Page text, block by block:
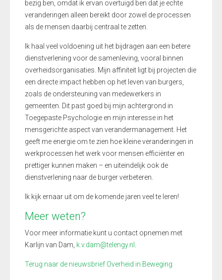
bezig ben, omdat ik ervan overtuigd ben dat je echte
veranderingen alleen bereikt door zowel de processen
als de mensen daarbij centraal te zetten.
Ik haal veel voldoening uit het bijdragen aan een betere
dienstverlening voor de samenleving, vooral binnen
overheidsorganisaties. Mijn affiniteit ligt bij projecten die
een directe impact hebben op het leven van burgers,
zoals de ondersteuning van medewerkers in
gemeenten. Dit past goed bij mijn achtergrond in
Toegepaste Psychologie en mijn interesse in het
mensgerichte aspect van verandermanagement. Het
geeft me energie om te zien hoe kleine veranderingen in
werkprocessen het werk voor mensen efficiënter en
prettiger kunnen maken – en uiteindelijk ook de
dienstverlening naar de burger verbeteren.
Ik kijk ernaar uit om de komende jaren veel te leren!
Meer weten?
Voor meer informatie kunt u contact opnemen met
Karlijn van Dam, k.v.dam@telengy.nl
Terug naar de nieuwsbrief Overheid in Beweging